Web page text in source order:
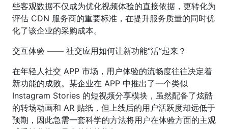
些客观数据不仅成为优化视频体验的直接依据，更转化为
评估 CDN 服务商的重要标准，在提升服务质量的同时优
化了该企业的采购成本。
交互体验 —— 社交应用如何让新功能“活”起来？
在年轻人社交 APP 市场，用户体验的流畅度往往决定着
新功能的成败。某企业在 APP 中推出了一个类似
Instagram Stories 的短视频分享模块，虽然配备了炫酷
的转场动画和 AR 贴纸，但上线后的用户活跃度却远低于
预期，因此急需一套科学的方法将用户在体验方面的主观